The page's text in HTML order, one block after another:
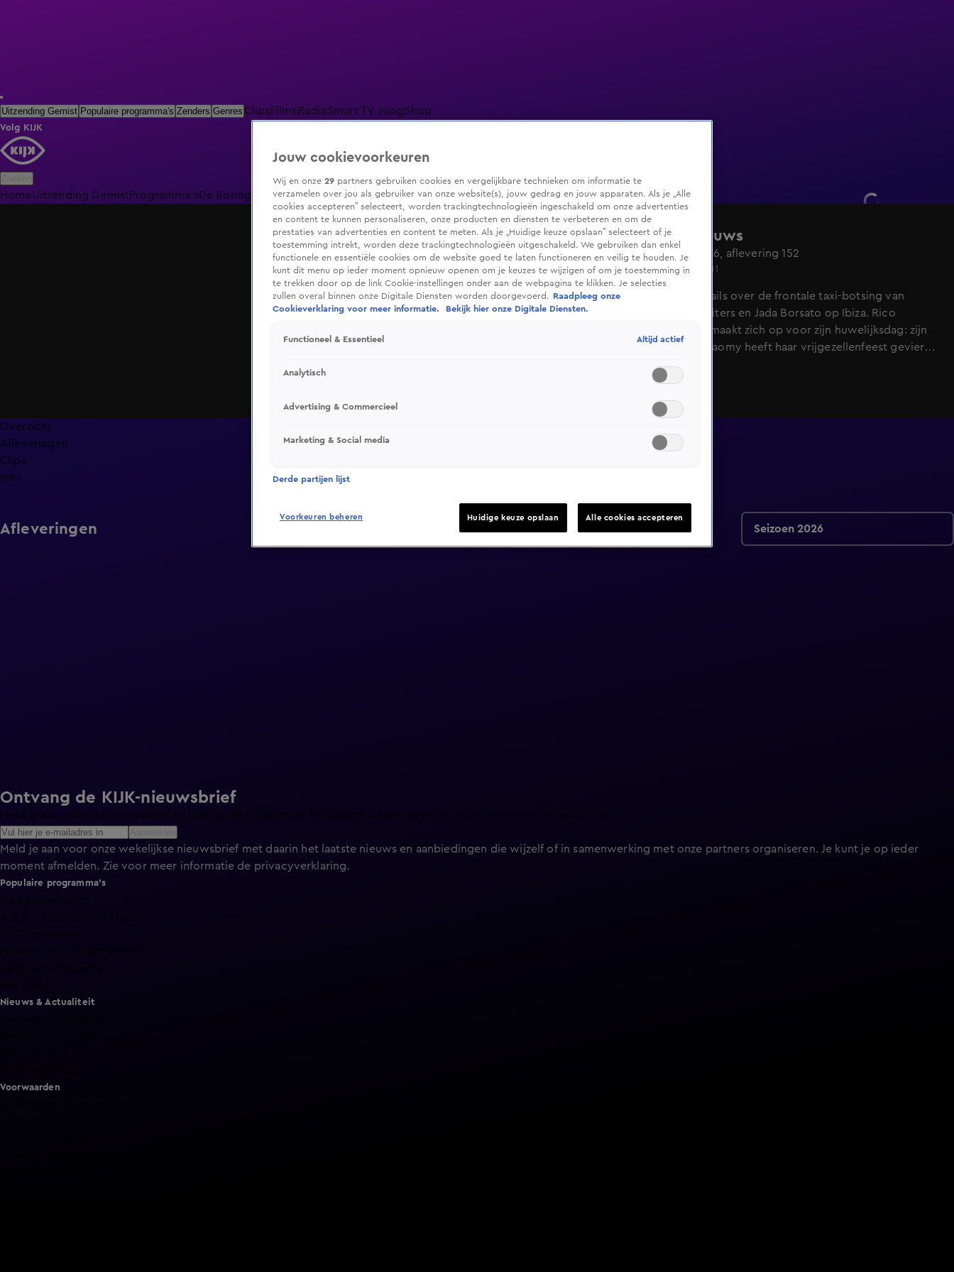
Uitzending Gemist Populaire programma's Zenders Genres ClipsFilms RadioSmart TV inlogShop
Volg KIJK
HomeUitzending GemistProgramma's De BondgenotenDe OranjezomerLivestreamsShop
Shownieuws
Seizoen 2026, aflevering 152
Ma 1 juni, 23:01
Nieuwe details over de frontale taxi-botsing van
Leontine Ruiters en Jada Borsato op Ibiza. Rico
Verhoeven maakt zich op voor zijn huwelijksdag: zijn
verloofde Naomy heeft haar vrijgezellenfeest gevierd.
Ergernis bij de Suzan & Freek concerten vanwege 1
bepaald woord. En bij ons te gast: Jeroen van der
Boom. Zo'n 2 weken voor het Toppers-spektakel
losbarst, komt hij zelf met nieuwe muziek.
Overzicht
Afleveringen
Clips
Info
Afleveringen Seizoen 2026
Ontvang de KIJK-nieuwsbrief
Meld je aan voor de nieuwsbrief en blijf op de hoogte van het laatste nieuws over de programma’s en series op KIJK.
Meld je aan voor onze wekelijkse nieuwsbrief met daarin het laatste nieuws en aanbiedingen die wijzelf of in samenwerking met onze partners organiseren. Je kunt je op ieder
moment afmelden. Zie voor meer informatie de privacyverklaring.
Populaire programma's
Nieuws & Actualiteit
Voorwaarden
Jouw cookievoorkeuren
Wij en onze 29 partners gebruiken cookies en vergelijkbare technieken om informatie te
verzamelen over jou als gebruiker van onze website(s), jouw gedrag en jouw apparaten. Als je „Alle
cookies accepteren” selecteert, worden trackingtechnologieën ingeschakeld om onze advertenties
en content te kunnen personaliseren, onze producten en diensten te verbeteren en om de
prestaties van advertenties en content te meten. Als je „Huidige keuze opslaan” selecteert of je
toestemming intrekt, worden deze trackingtechnologieën uitgeschakeld. We gebruiken dan enkel
functionele en essentiële cookies om de website goed te laten functioneren en veilig te houden. Je
kunt dit menu op ieder moment opnieuw openen om je keuzes te wijzigen of om je toestemming in
te trekken door op de link Cookie-instellingen onder aan de webpagina te klikken. Je selecties
zullen overal binnen onze Digitale Diensten worden doorgevoerd.
Raadpleeg onze
Cookieverklaring voor meer informatie.
Bekijk hier onze Digitale Diensten.
Functioneel & Essentieel Altijd actief
Analytisch
Advertising & Commercieel
Marketing & Social media
Derde partijen lijst
Voorkeuren beheren Huidige keuze opslaan Alle cookies accepteren